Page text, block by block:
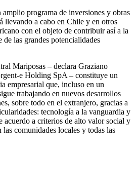
programa de inversiones y obras
llevando a cabo en Chile y en otros
con el objeto de contribuir así a la
las grandes potencialidades
Mariposas – declara Graziano
e Holding SpA – constituye un
empresarial que, incluso en un
trabajando en nuevos desarrollos
sobre todo en el extranjero, gracias a
tecnología a la vanguardia y
acuerdo a criterios de alto valor social y
comunidades locales y todas las